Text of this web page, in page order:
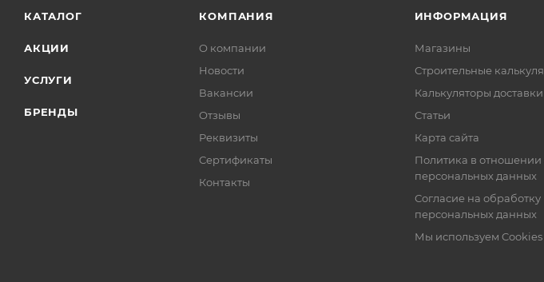
КАТАЛОГ
АКЦИИ
УСЛУГИ
БРЕНДЫ
КОМПАНИЯ
О компании
Новости
Вакансии
Отзывы
Реквизиты
Сертификаты
Контакты
ИНФОРМАЦИЯ
Магазины
Строительные
Калькуляторы доставки
Статьи
Карта сайта
Политика в отношении
персональных данных
Согласие на обработку
персональных данных
Мы используем Cookies